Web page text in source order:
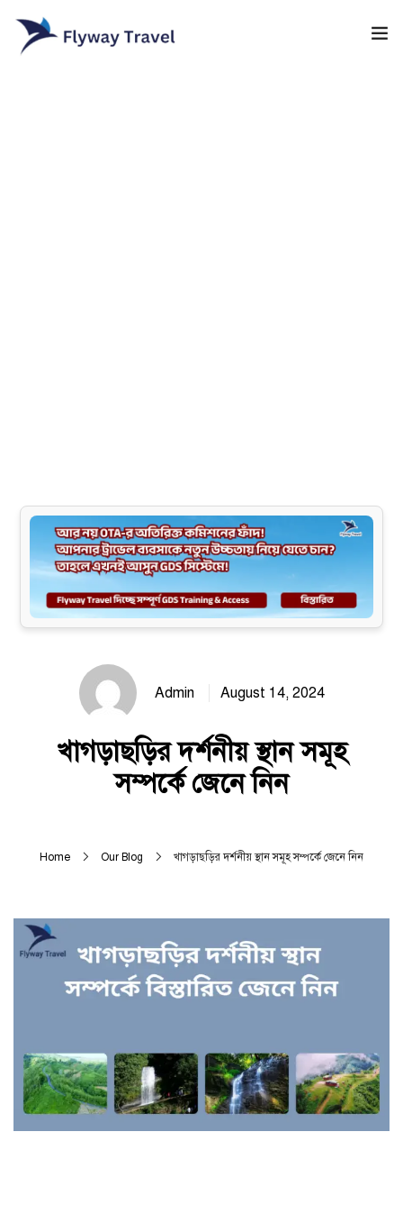
Admin August 14, 2024
খাগড়াছড়ির দর্শনীয় স্থান সমূহ
সম্পর্কে জেনে নিন
Home Our Blog খাগড়াছড়ির দর্শনীয় স্থান সমূহ সম্পর্কে জেনে নিন